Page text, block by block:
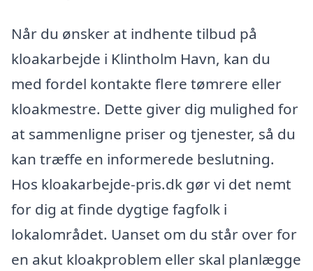
Når du ønsker at indhente tilbud på
kloakarbejde i Klintholm Havn, kan du
med fordel kontakte flere tømrere eller
kloakmestre. Dette giver dig mulighed for
at sammenligne priser og tjenester, så du
kan træffe en informerede beslutning.
Hos kloakarbejde-pris.dk gør vi det nemt
for dig at finde dygtige fagfolk i
lokalområdet. Uanset om du står over for
en akut kloakproblem eller skal planlægge